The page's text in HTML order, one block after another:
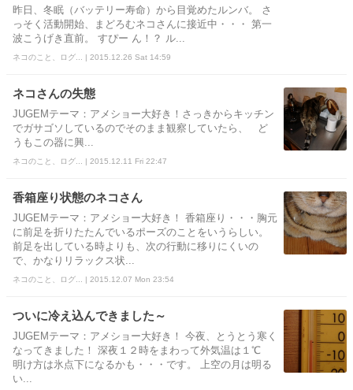
昨日、冬眠（バッテリー寿命）から目覚めたルンバ。 さ
っそく活動開始、まどろむネコさんに接近中・・・ 第一
波こうげき直前。 すぴー ん！？ ル...
ネコのこと、ログ... | 2015.12.26 Sat 14:59
ネコさんの失態
JUGEMテーマ：アメショー大好き！ ​さっきからキッチン
でガサゴソしているので​そのまま観察していたら、 ど
うもこの器に興...
ネコのこと、ログ... | 2015.12.11 Fri 22:47
香箱座り状態のネコさん
JUGEMテーマ：アメショー大好き！ 香箱座り・・・胸元
に前足を折りたたんでいるポーズのことをいうらしい。
前足を出している時よりも、次の行動に移りにくいの
で、かなりリラックス状...
ネコのこと、ログ... | 2015.12.07 Mon 23:54
ついに冷え込んできました～
JUGEMテーマ：アメショー大好き！ 今夜、とうとう寒く
なってきました！ 深夜１２時をまわって外気温は１℃
明け方は氷点下になるかも・・・です。 上空の月は明る
い...